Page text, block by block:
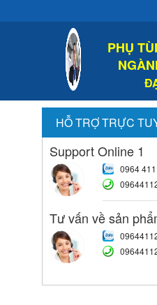
PHỤ
HỖ TRỢ TRỰC
Support Online 1
0964
Tư vấn về sản